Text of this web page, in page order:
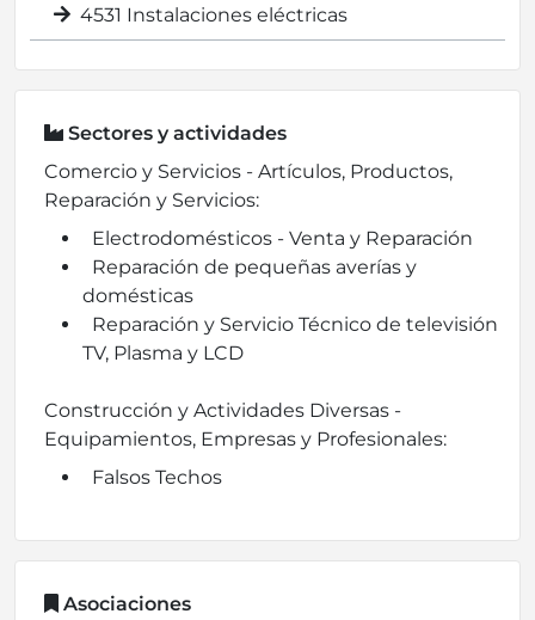
4531 Instalaciones eléctricas
Sectores y actividades
Comercio y Servicios - Artículos, Productos,
Reparación y Servicios:
Electrodomésticos - Venta y Reparación
Reparación de pequeñas averías y
domésticas
Reparación y Servicio Técnico de televisión
TV, Plasma y LCD
Construcción y Actividades Diversas -
Equipamientos, Empresas y Profesionales:
Falsos Techos
Asociaciones